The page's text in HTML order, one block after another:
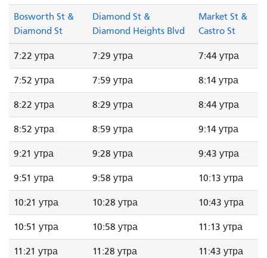
Bosworth St &
Diamond St
Diamond St &
Diamond Heights Blvd
Market St &
Castro St
7:22 утра 7:29 утра 7:44 утра
7:52 утра 7:59 утра 8:14 утра
8:22 утра 8:29 утра 8:44 утра
8:52 утра 8:59 утра 9:14 утра
9:21 утра 9:28 утра 9:43 утра
9:51 утра 9:58 утра 10:13 утра
10:21 утра 10:28 утра 10:43 утра
10:51 утра 10:58 утра 11:13 утра
11:21 утра 11:28 утра 11:43 утра